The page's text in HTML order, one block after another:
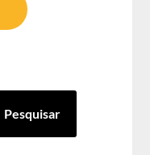
Pesquisar